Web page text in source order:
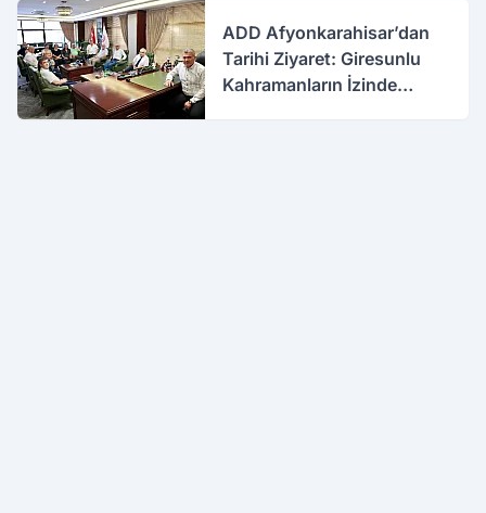
ADD Afyonkarahisar’dan
Tarihi Ziyaret: Giresunlu
Kahramanların İzinde